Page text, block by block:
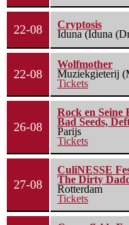
22-08
Cryptosis
Iduna (Iduna
22-08
Wolfmother
Muziekgieterij
Tickets
26-08
Rock en Seine
Bad Seeds,
Parijs
Tickets
27-08
CuliNESSE
The Dirty
Rotterdam
Tickets